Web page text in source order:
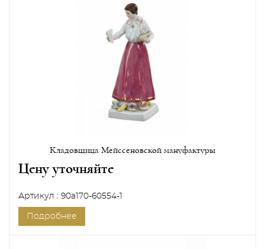
Кладовщица Мейссеновской мануфактуры
Цену уточняйте
Артикул : 90a170-60554-1
Подробнее